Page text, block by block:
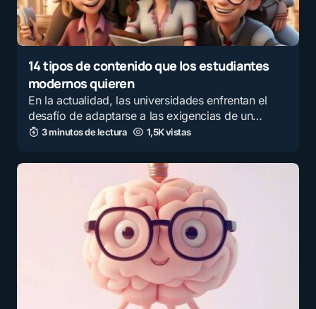
14 tipos de contenido que los estudiantes
modernos quieren
En la actualidad, las universidades enfrentan el
desafío de adaptarse a las exigencias de un…
3 minutos de lectura 1,5K vistas